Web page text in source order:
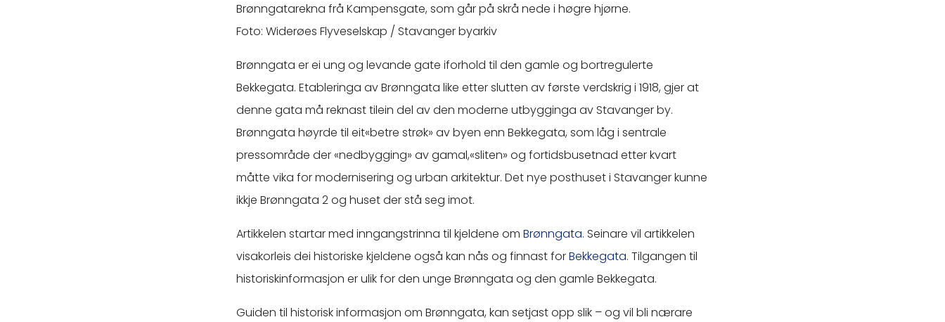
Brønngatarekna frå Kampensgate, som går på skrå nede i høgre hjørne.
Foto: Widerøes Flyveselskap / Stavanger byarkiv
Brønngata er ei ung og levande gate iforhold til den gamle og bortregulerte
Bekkegata. Etableringa av Brønngata like etter slutten av første verdskrig i 1918, gjer at
denne gata må reknast tilein del av den moderne utbygginga av Stavanger by.
Brønngata høyrde til eit«betre strøk» av byen enn Bekkegata, som låg i sentrale
pressområde der «nedbygging» av gamal,«sliten» og fortidsbusetnad etter kvart
måtte vika for modernisering og urban arkitektur. Det nye posthuset i Stavanger kunne
ikkje Brønngata 2 og huset der stå seg imot.
Artikkelen startar med inngangstrinna til kjeldene om Brønngata. Seinare vil artikkelen
visakorleis dei historiske kjeldene også kan nås og finnast forBekkegata. Tilgangen til
historiskinformasjon er ulik for den unge Brønngata og den gamle Bekkegata.
Guiden til historisk informasjon om Brønngata, kan setjast opp slik – og vil bli nærare